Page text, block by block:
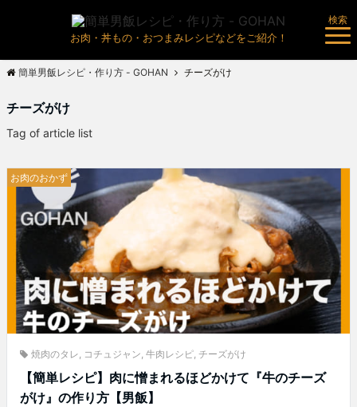
お肉・丼もの・おつまみレシピなどをご紹介！
検索
簡単男飯レシピ・作り方 - GOHAN チーズがけ
チーズがけ
Tag of article list
お肉のおかず
焼肉のタレ, コチュジャン, 牛肉レシピ, チーズがけ
【簡単レシピ】肉に憎まれるほどかけて『牛のチーズ
がけ』の作り方【男飯】